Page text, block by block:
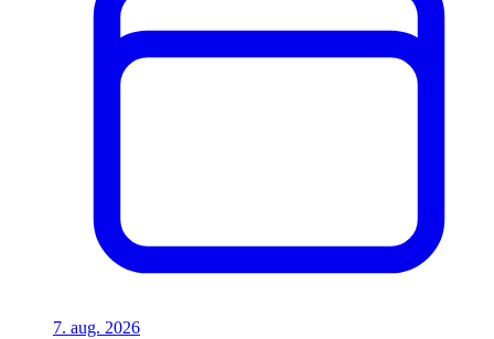
7. aug. 2026